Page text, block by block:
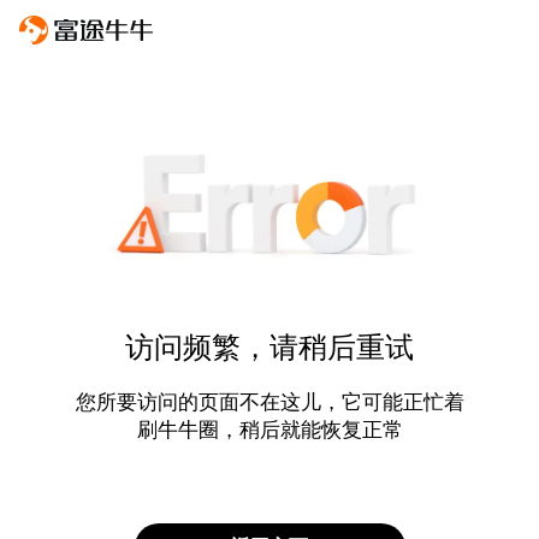
访问频繁，请稍后重试
您所要访问的页面不在这儿，它可能正忙着
刷牛牛圈，稍后就能恢复正常